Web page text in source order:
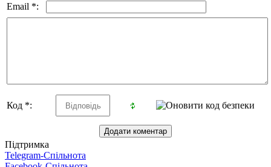
Email *:
Код *:
Підтримка
Telegram-Спільнота